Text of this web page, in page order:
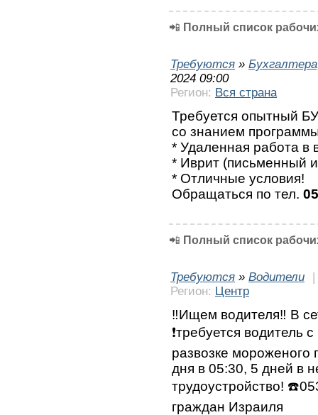
📲 Полный список
Требуются »
2024 09:00
Регион: Вся страна
Требуется опытный
со знанием
* Удаленная работа в
* Иврит (письменный
* Отличные условия!
Обращаться по тел.
📲 Полный список
Требуются » Водители
|
Регион: Центр
‼️Ищем водителя‼️ В
❗требуется водитель
развозке мороженого
дня в 05:30, 5 дней в
трудоустройство!
граждан Израиля